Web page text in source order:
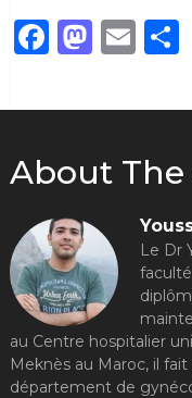
About
Le Dr
au Centre hospitalier
Meknès au Maroc, il
département de